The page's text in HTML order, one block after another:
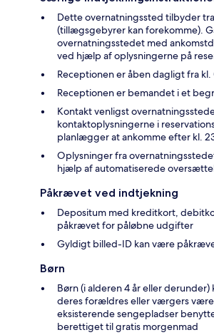
Dette overnatningssted tilbyder
(tillægsgebyrer kan forekomme).
overnatningsstedet med
ved hjælp af oplysningerne på
Receptionen er åben dagligt fra
Receptionen er bemandet i et
Kontakt venligst
kontaktoplysningerne i
planlægger at ankomme efter kl.
Oplysninger fra
hjælp af automatiserede
Påkrævet ved indtjekning
Depositum med kreditkort,
påkrævet for påløbne udgifter
Gyldigt billed-ID kan være
Børn
Børn (i alderen 4 år eller
deres forældres eller værgers
eksisterende sengepladser
berettiget til gratis morgenmad